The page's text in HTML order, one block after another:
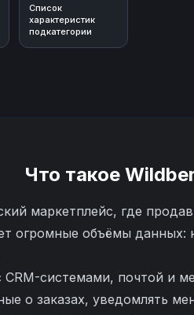
Список
характеристик
подкатегории
Что такое
маркетплейс, где
огромные объёмы данных:
CRM-системами, почтой и
о заказах, уведомлять